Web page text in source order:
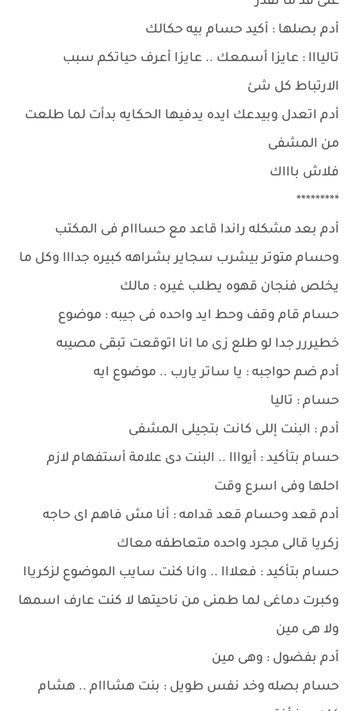
أدم بصلها : أكيد حسام بيه حكالك
تاليااا : عايزا أسمعك .. عايزا أعرف حياتكم سبب
الارتباط كل شئ
أدم اتعدل وبيدعك ايده يدفيها الحكايه بدأت لما طلعت
من المشفى
فلاش باااك
*********
أدم بعد مشكله راندا قاعد مع حسااام فى المكتب
وحسام متوتر بيشرب سجاير بشراهه كبيره جدااا وكل ما
يخلص فنجان قهوه يطلب غيره : مالك
حسام قام وقف وحط ايد واحده فى جيبه : موضوع
خطيررر جدا لو طلع زى ما انا اتوقعت تبقى مصيبه
أدم ضم حواجبه : يا ساتر يارب .. موضوع ايه
حسام : تاليا
أدم : البنت إللى كانت بتجيلى المشفى
حسام بتأكيد : أيوااا .. البنت دى علامة أستفهام لازم
احلها وفى اسرع وقت
أدم قعد وحسام قعد قدامه : أنا مش فاهم اى حاجه
زكريا قالى مجرد واحده متعاطفه معاك
حسام بتأكيد : فعلااا .. وانا كنت سايب الموضوع لزكرياا
وكبرت دماغى لما طمنى من ناحيتها لا كنت عارف اسمها
ولا هى مين
أدم بفضول : وهى مين
حسام بصله وخد نفس طويل : بنت هشااام .. هشام